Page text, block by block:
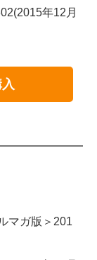
年12月
マガ版＞201